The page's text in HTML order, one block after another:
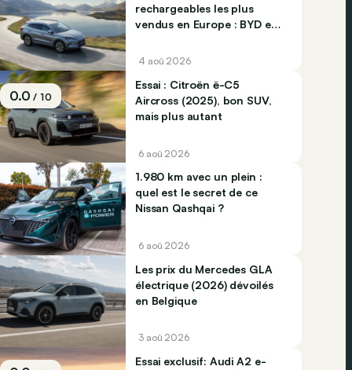
rechargeables les plus
vendus en Europe : BYD et
4 aoû 2026
0.0/ 10
Essai : Citroën ë-C5
Aircross (2025), bon SUV,
mais plus autant
6 aoû 2026
1.980 km avec un plein :
quel est le secret de ce
Nissan Qashqai ?
6 aoû 2026
Les prix du Mercedes GLA
électrique (2026) dévoilés
en Belgique
3 aoû 2026
Essai exclusif: Audi A2 e-